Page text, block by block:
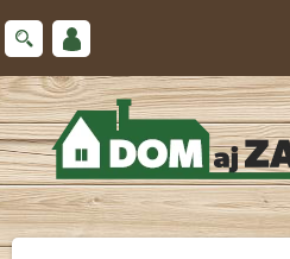
na
obsah